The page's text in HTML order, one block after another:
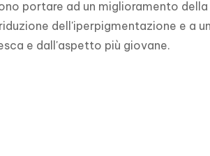
portare ad un miglioramento
dell'iperpigmentazione e a
e dall'aspetto più giovane.